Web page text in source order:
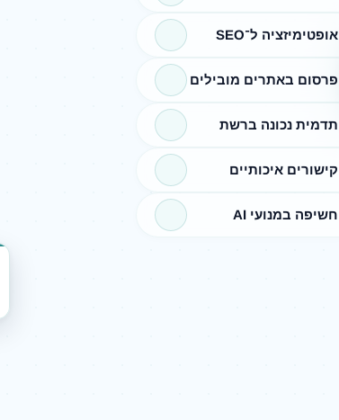
אופטימיזציה ל־SEO
פרסום באתרים מובילים
תדמית נכונה ברשת
קישורים איכותיים
חשיפה במנועי AI